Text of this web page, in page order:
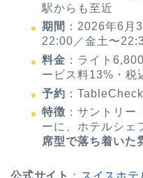
駅からも至近
期間 ：2026年6月
22:00／金土〜
料金 ：ライト
ービス料13%・税
予約 ：
特徴 ：サントリー
ーに、ホテルシェ
席型で落ち着いた